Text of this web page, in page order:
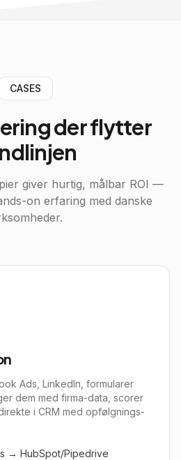
CASES
der flytter
giver hurtig, målbar ROI —
on erfaring med danske
Ads, LinkedIn, formularer
dem med firma-data, scorer
i CRM med opfølgnings-
→ HubSpot/Pipedrive